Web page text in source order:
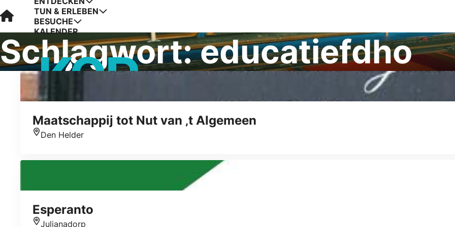
Visit Kop van Holland
TUN & ERLEBEN
BESUCHE
KALENDER
Schlagwort:educatiefdho
Maatschappij tot Nut van ‚t Algemeen
Den Helder
Esperanto
Julianadorp